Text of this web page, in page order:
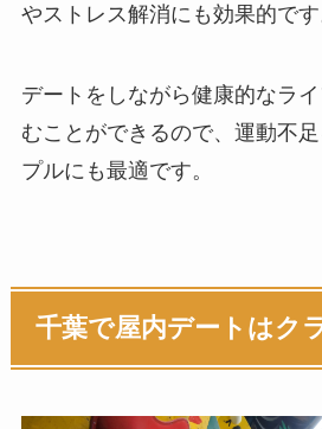
やストレス解消にも効果的です
デートをしながら健康的なラ
むことができるので、運動不
プルにも最適です。
千葉で屋内デートはク